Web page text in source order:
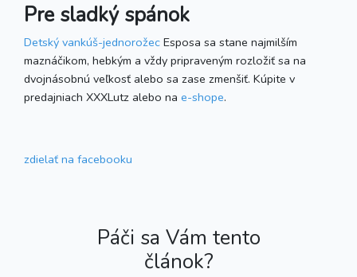
Pre sladký spánok
Detský vankúš-jednorožec Esposa sa stane najmilším
maznáčikom, hebkým a vždy pripraveným rozložiť sa na
dvojnásobnú veľkosť alebo sa zase zmenšiť. Kúpite v
predajniach XXXLutz alebo na e-shope.
zdielať na facebooku
Páči sa Vám tento
článok?